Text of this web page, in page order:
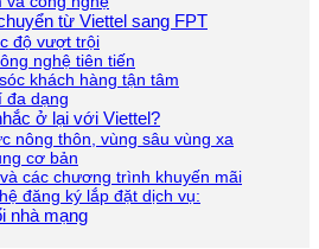
từ Viettel sang FPT
độ vượt trội
nghệ tiên tiến
khách hàng tận tâm
đa dạng
ở lại với Viettel?
nông thôn, vùng sâu vùng xa
cơ bản
các chương trình khuyến mãi
đăng ký lắp đặt dịch vụ:
nhà mạng